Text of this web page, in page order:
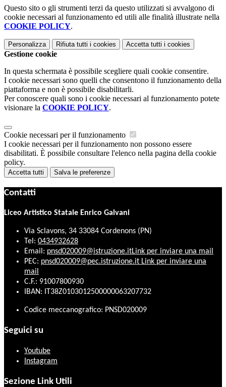
Questo sito o gli strumenti terzi da questo utilizzati si avvalgono di
cookie necessari al funzionamento ed utili alle finalità illustrate nella
COOKIE POLICY.
Personalizza Rifiuta tutti i cookies Accetta tutti i cookies
Gestione cookie
In questa schermata è possibile scegliere quali cookie consentire.
I cookie necessari sono quelli che consentono il funzionamento della
piattaforma e non è possibile disabilitarli.
Per conoscere quali sono i cookie necessari al funzionamento potete
visionare la COOKIE POLICY.
Cookie necessari per il funzionamento
I cookie necessari per il funzionamento non possono essere
disabilitati. È possibile consultare l'elenco nella pagina della cookie
policy.
Accetta tutti Salva le preferenze
Contatti
Liceo Artistico Statale Enrico Galvani
Via Sclavons, 34 33084 Cordenons (PN)
Tel: 0434932628
Email: pnsd020009@istruzione.itLink per inviare una mail
PEC: pnsd020009@pec.istruzione.it Link per inviare una
mail
C.F.: 91007800930
IBAN: IT38Z0103012500000063207732
Codice meccanografico: PNSD020009
Seguici su
Youtube
Instagram
Sezione Link Utili